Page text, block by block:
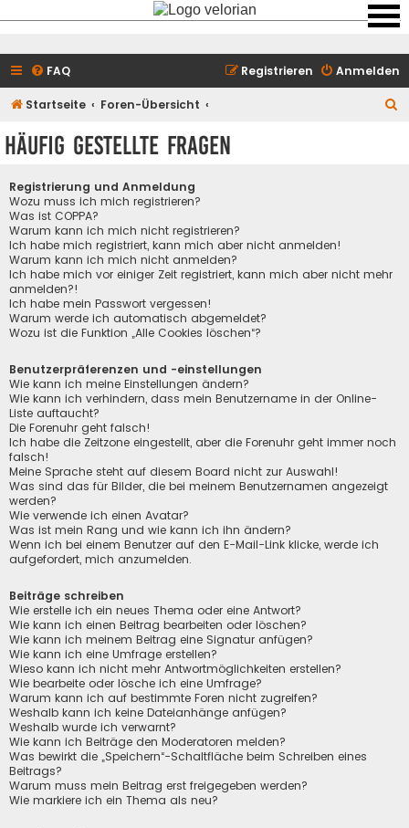
FAQ Anmelden
Registrieren
Startseite Foren-Übersicht
Häufig gestellte Fragen
Registrierung und Anmeldung
Wozu muss ich mich registrieren?
Was ist COPPA?
Warum kann ich mich nicht registrieren?
Ich habe mich registriert, kann mich aber nicht anmelden!
Warum kann ich mich nicht anmelden?
Ich habe mich vor einiger Zeit registriert, kann mich aber nicht mehr
anmelden?!
Ich habe mein Passwort vergessen!
Warum werde ich automatisch abgemeldet?
Wozu ist die Funktion „Alle Cookies löschen“?
Benutzerpräferenzen und -einstellungen
Wie kann ich meine Einstellungen ändern?
Wie kann ich verhindern, dass mein Benutzername in der Online-
Liste auftaucht?
Die Forenuhr geht falsch!
Ich habe die Zeitzone eingestellt, aber die Forenuhr geht immer noch
falsch!
Meine Sprache steht auf diesem Board nicht zur Auswahl!
Was sind das für Bilder, die bei meinem Benutzernamen angezeigt
werden?
Wie verwende ich einen Avatar?
Was ist mein Rang und wie kann ich ihn ändern?
Wenn ich bei einem Benutzer auf den E-Mail-Link klicke, werde ich
aufgefordert, mich anzumelden.
Beiträge schreiben
Wie erstelle ich ein neues Thema oder eine Antwort?
Wie kann ich einen Beitrag bearbeiten oder löschen?
Wie kann ich meinem Beitrag eine Signatur anfügen?
Wie kann ich eine Umfrage erstellen?
Wieso kann ich nicht mehr Antwortmöglichkeiten erstellen?
Wie bearbeite oder lösche ich eine Umfrage?
Warum kann ich auf bestimmte Foren nicht zugreifen?
Weshalb kann ich keine Dateianhänge anfügen?
Weshalb wurde ich verwarnt?
Wie kann ich Beiträge den Moderatoren melden?
Was bewirkt die „Speichern“-Schaltfläche beim Schreiben eines
Beitrags?
Warum muss mein Beitrag erst freigegeben werden?
Wie markiere ich ein Thema als neu?